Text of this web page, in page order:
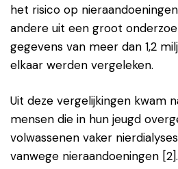
het risico op
andere uit een groot
gegevens van meer dan 1,2
elkaar werden vergeleken.
Uit deze vergelijkingen kwam
mensen die in hun jeugd
volwassenen vaker
vanwege nieraandoeningen [2].